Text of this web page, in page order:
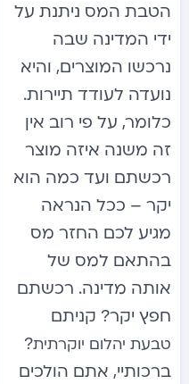
הטבת המס ניתנת על
ידי המדינה שבה
נרכשו המוצרים, והיא
נועדה לעודד תיירות.
כלומר, על פי רוב אין
זה משנה איזה מוצר
רכשתם ועד כמה הוא
יקר – ככל הנראה
מגיע לכם החזר מס
בהתאם למס של
אותה מדינה. רכשתם
חפץ יקר? קניתם
טבעת יהלום יוקרתית?
ברכותיי, אתם הולכים